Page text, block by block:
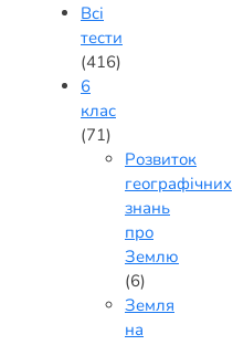
Всі
тести
(416)
6
клас
(71)
Розвиток
географічних
знань
про
Землю
(6)
Земля
на